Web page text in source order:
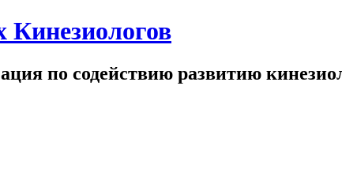
по содействию развитию